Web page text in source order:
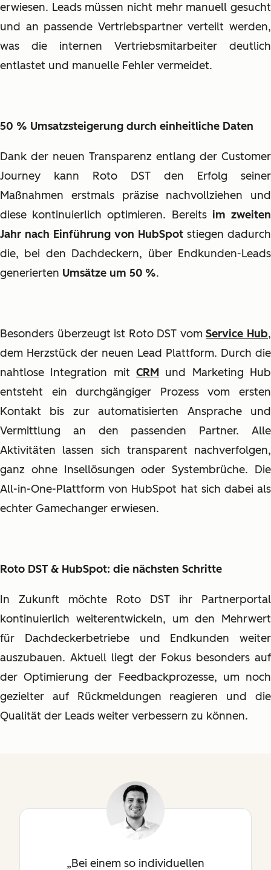
erwiesen. Leads müssen nicht mehr manuell gesucht
und an passende Vertriebspartner verteilt werden,
was die internen Vertriebsmitarbeiter deutlich
entlastet und manuelle Fehler vermeidet.
50 % Umsatzsteigerung durch einheitliche Daten
Dank der neuen Transparenz entlang der Customer
Journey kann Roto DST den Erfolg seiner
Maßnahmen erstmals präzise nachvollziehen und
diese kontinuierlich optimieren. Bereitsim zweiten
Jahr nach Einführung von HubSpot stiegen dadurch
die, bei den Dachdeckern, über Endkunden-Leads
generierten Umsätze um 50 %.
Besonders überzeugt ist Roto DST vomService Hub,
dem Herzstück der neuen Lead Plattform. Durch die
nahtlose Integration mit CRM und Marketing Hub
entsteht ein durchgängiger Prozess vom ersten
Kontakt bis zur automatisierten Ansprache und
Vermittlung an den passenden Partner. Alle
Aktivitäten lassen sich transparent nachverfolgen,
ganz ohne Insellösungen oder Systembrüche. Die
All-in-One-Plattform von HubSpot hat sich dabei als
echter Gamechanger erwiesen.
Roto DST & HubSpot: die nächsten Schritte
In Zukunft möchte Roto DST ihr Partnerportal
kontinuierlich weiterentwickeln, um den Mehrwert
für Dachdeckerbetriebe und Endkunden weiter
auszubauen. Aktuell liegt der Fokus besonders auf
der Optimierung der Feedbackprozesse, um noch
gezielter auf Rückmeldungen reagieren und die
Qualität der Leads weiter verbessern zu können.
Bei einem so individuellen